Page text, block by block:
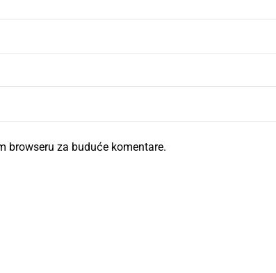
browseru za buduće komentare.